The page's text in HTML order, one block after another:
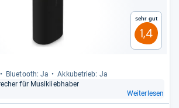
Sehr gut
1,4
Blue­tooth: Ja
Akku­be­trieb: Ja
für Musik­lieb­ha­ber
Weiterlesen